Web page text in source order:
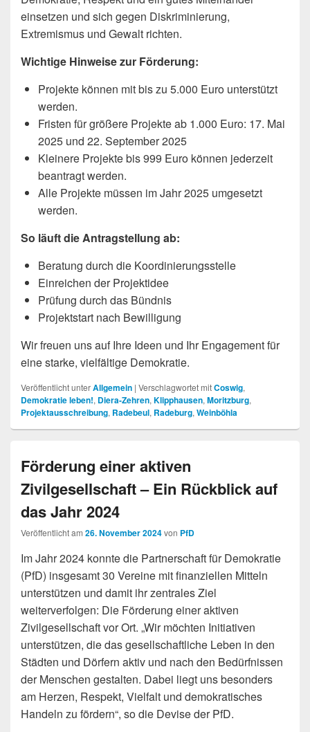
einsetzen und sich gegen Diskriminierung,
Extremismus und Gewalt richten.
Wichtige Hinweise zur Förderung:
Projekte können mit bis zu 5.000 Euro unterstützt
werden.
Fristen für größere Projekte ab 1.000 Euro: 17. Mai
2025 und 22. September 2025
Kleinere Projekte bis 999 Euro können jederzeit
beantragt werden.
Alle Projekte müssen im Jahr 2025 umgesetzt
werden.
So läuft die Antragstellung ab:
Beratung durch die Koordinierungsstelle
Einreichen der Projektidee
Prüfung durch das Bündnis
Projektstart nach Bewilligung
Wir freuen uns auf Ihre Ideen und Ihr Engagement für
eine starke, vielfältige Demokratie.
Veröffentlicht unterAllgemein | Verschlagwortet mitCoswig,
Demokratie leben!, Diera-Zehren, Klipphausen, Moritzburg,
Projektausschreibung, Radebeul, Radeburg, Weinböhla
Förderung einer aktiven
Zivilgesellschaft – Ein Rückblick auf
das Jahr 2024
Veröffentlicht am 26. November 2024von PfD
Im Jahr 2024 konnte die Partnerschaft für Demokratie
(PfD) insgesamt 30 Vereine mit finanziellen Mitteln
unterstützen und damit ihr zentrales Ziel
weiterverfolgen: Die Förderung einer aktiven
Zivilgesellschaft vor Ort. „Wir möchten Initiativen
unterstützen, die das gesellschaftliche Leben in den
Städten und Dörfern aktiv und nach den Bedürfnissen
der Menschen gestalten. Dabei liegt uns besonders
am Herzen, Respekt, Vielfalt und demokratisches
Handeln zu fördern“, so die Devise der PfD.